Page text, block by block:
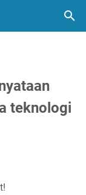
teknologi